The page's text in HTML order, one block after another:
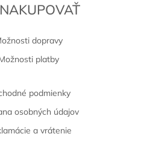
dopravy
platby
podmienky
osobných údajov
a vrátenie